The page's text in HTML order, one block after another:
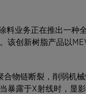
料业务正在推出一种
该创新树脂产品以
物链断裂，削弱机
暴露于X射线时，显